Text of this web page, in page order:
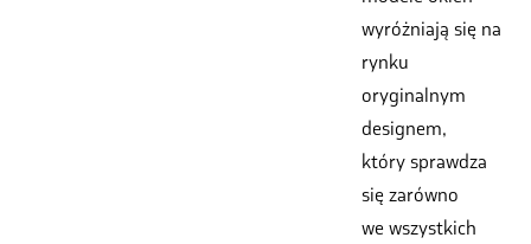
wyróżniają się na
rynku
oryginalnym
designem,
który sprawdza
się zarówno
we wszystkich